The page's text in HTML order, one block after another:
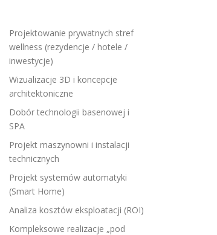
Projektowanie prywatnych stref
wellness (rezydencje / hotele /
inwestycje)
Wizualizacje 3D i koncepcje
architektoniczne
Dobór technologii basenowej i
SPA
Projekt maszynowni i instalacji
technicznych
Projekt systemów automatyki
(Smart Home)
Analiza kosztów eksploatacji (ROI)
Kompleksowe realizacje „pod